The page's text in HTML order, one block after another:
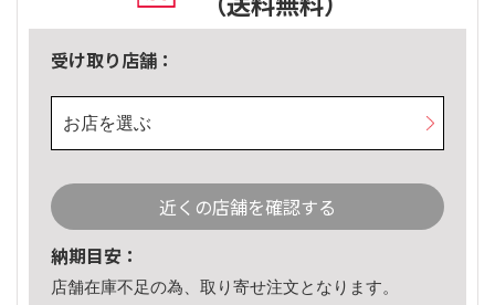
受け取り店舗：
お店を選ぶ
近くの店舗を確認する
納期目安：
店舗在庫不足の為、取り寄せ注文となります。